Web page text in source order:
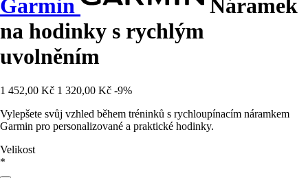
Garmin
Náramek
na hodinky s rychlým
uvolněním
1 452,00 Kč 1 320,00 Kč -9%
Vylepšete svůj vzhled během tréninků s rychloupínacím náramkem
Garmin pro personalizované a praktické hodinky.
Velikost
*